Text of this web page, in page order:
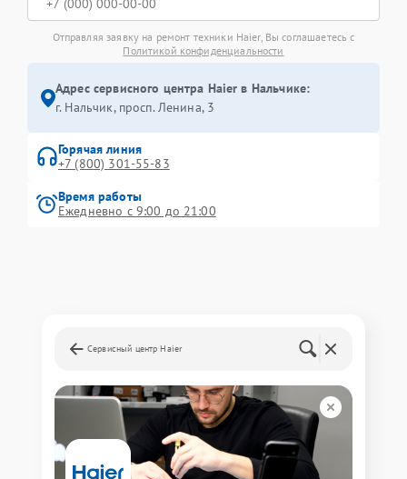
Отправляя заявку на ремонт техники Haier, Вы соглашаетесь с
Политикой конфиденциальности
Адрес сервисного центра Haier в Нальчике:
г. Нальчик, просп. Ленина, 3
Горячая линия
+7 (800) 301-55-83
Время работы
Ежедневно с 9:00 до 21:00
Сервисный центр Haier